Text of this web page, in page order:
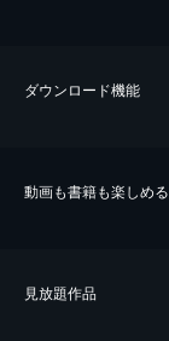
ダウンロード機能
動画も書籍も楽しめる
⾒放題作品